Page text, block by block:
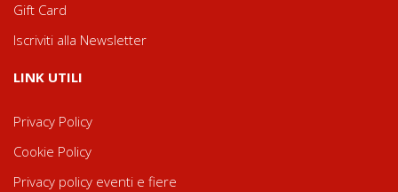
Gift Card
Iscriviti alla Newsletter
LINK UTILI
Privacy Policy
Cookie Policy
Privacy policy eventi e fiere